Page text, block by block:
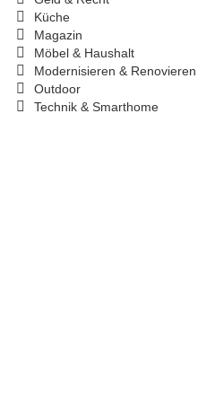
Küche
Magazin
Möbel & Haushalt
Modernisieren & Renovieren
Outdoor
Technik & Smarthome